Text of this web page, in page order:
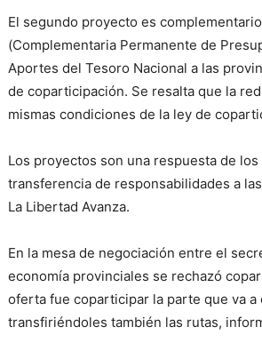
El segundo proyecto es
(Complementaria Permanente de
Aportes del Tesoro Nacional a las
de coparticipación. Se resalta que la
mismas condiciones de la ley de
Los proyectos son una respuesta de
transferencia de responsabilidades a
La Libertad Avanza.
En la mesa de negociación entre el
economía provinciales se rechazó
oferta fue coparticipar la parte que va
transfiriéndoles también las rutas,